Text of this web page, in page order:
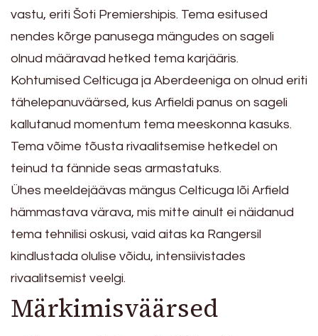
vastu, eriti Šoti Premiershipis. Tema esitused
nendes kõrge panusega mängudes on sageli
olnud määravad hetked tema karjääris.
Kohtumised Celticuga ja Aberdeeniga on olnud eriti
tähelepanuväärsed, kus Arfieldi panus on sageli
kallutanud momentum tema meeskonna kasuks.
Tema võime tõusta rivaalitsemise hetkedel on
teinud ta fännide seas armastatuks.
Ühes meeldejäävas mängus Celticuga lõi Arfield
hämmastava värava, mis mitte ainult ei näidanud
tema tehnilisi oskusi, vaid aitas ka Rangersil
kindlustada olulise võidu, intensiivistades
rivaalitsemist veelgi.
Märkimisväärsed